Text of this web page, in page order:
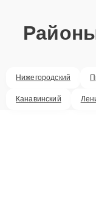
Нижегородский
Канавинский